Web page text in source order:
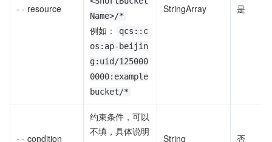
- - resource
Name>/*
例如：
qcs::c
os:ap-beijin
g:uid/125000
0000:example
bucket/*
StringArray 是
- - condition
约束条件，可以
不填，具体说明
String 否